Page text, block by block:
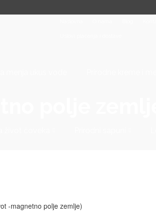
-magnetno polje zemlje)